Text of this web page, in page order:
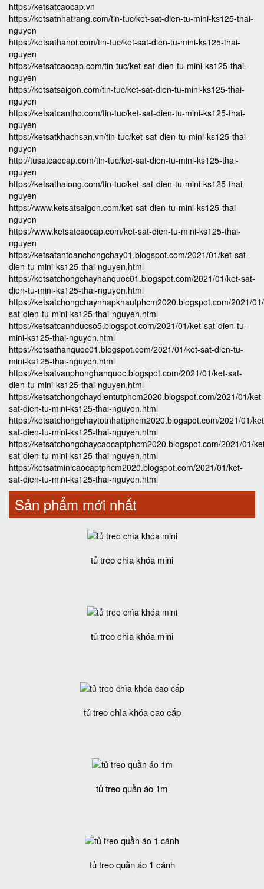
https://ketsatcaocap.vn
https://ketsatnhatrang.com/tin-tuc/ket-sat-dien-tu-mini-ks125-thai-
nguyen
https://ketsathanoi.com/tin-tuc/ket-sat-dien-tu-mini-ks125-thai-
nguyen
https://ketsatcaocap.com/tin-tuc/ket-sat-dien-tu-mini-ks125-thai-
nguyen
https://ketsatsaigon.com/tin-tuc/ket-sat-dien-tu-mini-ks125-thai-
nguyen
https://ketsatcantho.com/tin-tuc/ket-sat-dien-tu-mini-ks125-thai-
nguyen
https://ketsatkhachsan.vn/tin-tuc/ket-sat-dien-tu-mini-ks125-thai-
nguyen
http://tusatcaocap.com/tin-tuc/ket-sat-dien-tu-mini-ks125-thai-
nguyen
https://ketsathalong.com/tin-tuc/ket-sat-dien-tu-mini-ks125-thai-
nguyen
https://www.ketsatsaigon.com/ket-sat-dien-tu-mini-ks125-thai-
nguyen
https://www.ketsatcaocap.com/ket-sat-dien-tu-mini-ks125-thai-
nguyen
https://ketsatantoanchongchay01.blogspot.com/2021/01/ket-sat-
dien-tu-mini-ks125-thai-nguyen.html
https://ketsatchongchayhanquoc01.blogspot.com/2021/01/ket-sat-
dien-tu-mini-ks125-thai-nguyen.html
https://ketsatchongchaynhapkhautphcm2020.blogspot.com/2021/
sat-dien-tu-mini-ks125-thai-nguyen.html
https://ketsatcanhducso5.blogspot.com/2021/01/ket-sat-dien-tu-
mini-ks125-thai-nguyen.html
https://ketsathanquoc01.blogspot.com/2021/01/ket-sat-dien-tu-
mini-ks125-thai-nguyen.html
https://ketsatvanphonghanquoc.blogspot.com/2021/01/ket-sat-
dien-tu-mini-ks125-thai-nguyen.html
https://ketsatchongchaydientutphcm2020.blogspot.com/2021/01/ket-
sat-dien-tu-mini-ks125-thai-nguyen.html
https://ketsatchongchaytotnhattphcm2020.blogspot.com/2021/01/
sat-dien-tu-mini-ks125-thai-nguyen.html
https://ketsatchongchaycaocaptphcm2020.blogspot.com/2021/01/
sat-dien-tu-mini-ks125-thai-nguyen.html
https://ketsatminicaocaptphcm2020.blogspot.com/2021/01/ket-
sat-dien-tu-mini-ks125-thai-nguyen.html
Sản phẩm mới nhất
tủ treo chìa khóa mini
tủ treo chìa khóa mini
tủ treo chìa khóa cao cấp
tủ treo quần áo 1m
tủ treo quần áo 1 cánh